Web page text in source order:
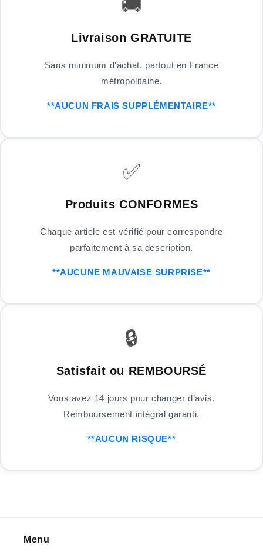
🚚
Livraison GRATUITE
Sans minimum d'achat, partout en France
métropolitaine.
**AUCUN FRAIS SUPPLÉMENTAIRE**
✅
Produits CONFORMES
Chaque article est vérifié pour correspondre
parfaitement à sa description.
**AUCUNE MAUVAISE SURPRISE**
🔒
Satisfait ou REMBOURSÉ
Vous avez 14 jours pour changer d’avis.
Remboursement intégral garanti.
**AUCUN RISQUE**
Menu